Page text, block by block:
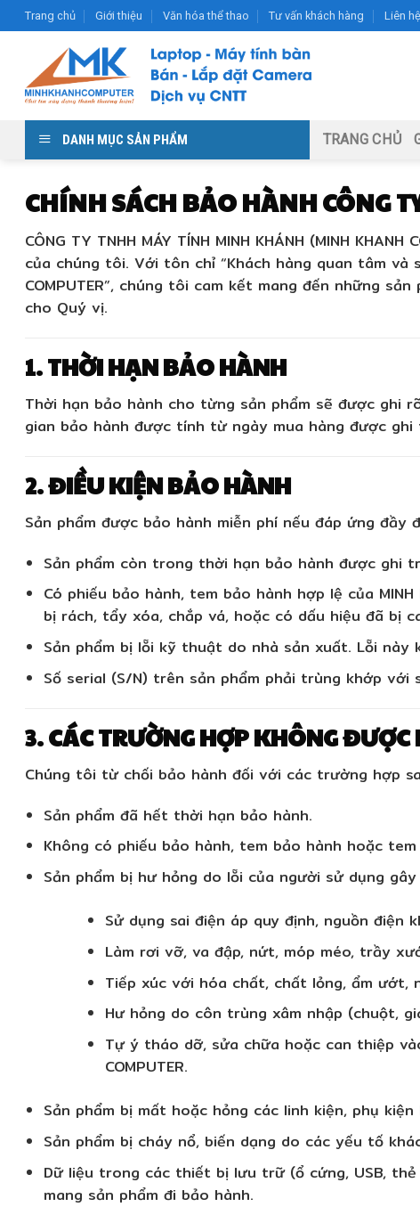
Skip
to
content
Trang chủ Giới thiệu Văn hóa thể thao Tư vấn khách hàng Liên hệ
DANH MỤC SẢN PHẨM TRANG CHỦ
CHÍNH SÁCH BẢO HÀNH CÔNG
CÔNG TY TNHH MÁY TÍNH MINH KHÁNH (MINH KHANH
của chúng tôi. Với tôn chỉ “Khách hàng quan tâm và
COMPUTER”, chúng tôi cam kết mang đến những
cho Quý vị.
1. THỜI HẠN BẢO HÀNH
Thời hạn bảo hành cho từng sản phẩm sẽ được ghi
gian bảo hành được tính từ ngày mua hàng được
2. ĐIỀU KIỆN BẢO HÀNH
Sản phẩm được bảo hành miễn phí nếu đáp ứng đầy
Sản phẩm còn trong thời hạn bảo hành được ghi
Có phiếu bảo hành, tem bảo hành hợp lệ của
bị rách, tẩy xóa, chắp vá, hoặc có dấu hiệu đã bị
Sản phẩm bị lỗi kỹ thuật do nhà sản xuất. Lỗi này
Số serial (S/N) trên sản phẩm phải trùng khớp với
3. CÁC TRƯỜNG HỢP KHÔNG
Chúng tôi từ chối bảo hành đối với các trường hợp
Sản phẩm đã hết thời hạn bảo hành.
Không có phiếu bảo hành, tem bảo hành hoặc
Sản phẩm bị hư hỏng do lỗi của người sử dụng
Sử dụng sai điện áp quy định, nguồn điện
Làm rơi vỡ, va đập, nứt, móp méo, trầy
Tiếp xúc với hóa chất, chất lỏng, ẩm ướt,
Hư hỏng do côn trùng xâm nhập (chuột,
Tự ý tháo dỡ, sửa chữa hoặc can thiệp
COMPUTER.
Sản phẩm bị mất hoặc hỏng các linh kiện, phụ
Sản phẩm bị cháy nổ, biến dạng do các yếu tố
Dữ liệu trong các thiết bị lưu trữ(ổ cứng, USB,
mang sản phẩm đi bảo hành.